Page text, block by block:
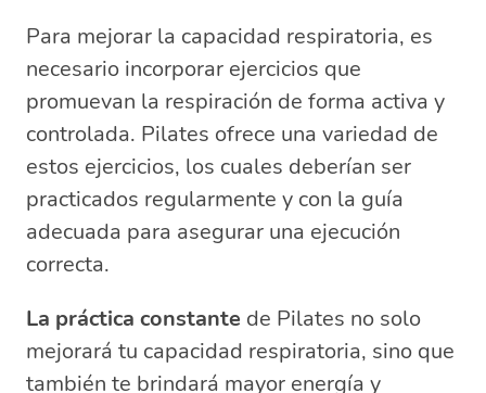
Para mejorar la capacidad respiratoria, es
necesario incorporar ejercicios que
promuevan la respiración de forma activa y
controlada. Pilates ofrece una variedad de
estos ejercicios, los cuales deberían ser
practicados regularmente y con la guía
adecuada para asegurar una ejecución
correcta.
La práctica constante de Pilates no solo
mejorará tu capacidad respiratoria, sino que
también te brindará mayor energía y